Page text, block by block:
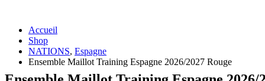
Accueil
Shop
NATIONS, Espagne
Ensemble Maillot Training Espagne 2026/2027 Rouge